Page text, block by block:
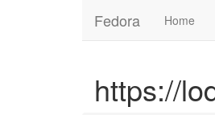
Fedora Home
https://